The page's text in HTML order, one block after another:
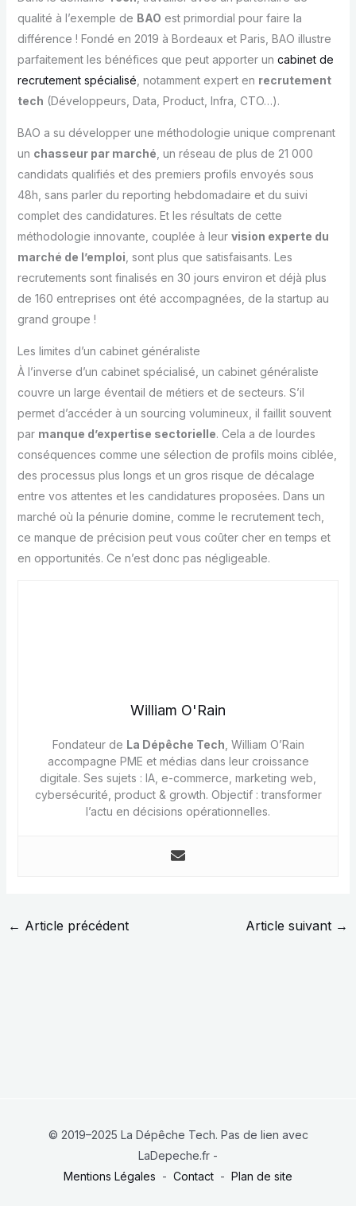
qualité à l’exemple de BAO est primordial pour faire la
différence ! Fondé en 2019 à Bordeaux et Paris, BAO illustre
parfaitement les bénéfices que peut apporter un cabinet de
recrutement spécialisé , notamment expert en recrutement
tech (Développeurs, Data, Product, Infra, CTO…).
BAO a su développer une méthodologie unique comprenant
un chasseur par marché , un réseau de plus de 21 000
candidats qualifiés et des premiers profils envoyés sous
48h, sans parler du reporting hebdomadaire et du suivi
complet des candidatures. Et les résultats de cette
méthodologie innovante, couplée à leur vision experte du
marché de l’emploi , sont plus que satisfaisants. Les
recrutements sont finalisés en 30 jours environ et déjà plus
de 160 entreprises ont été accompagnées, de la startup au
grand groupe !
Les limites d’un cabinet généraliste
À l’inverse d’un cabinet spécialisé, un cabinet généraliste
couvre un large éventail de métiers et de secteurs. S’il
permet d’accéder à un sourcing volumineux, il faillit souvent
par manque d’expertise sectorielle. Cela a de lourdes
conséquences comme une sélection de profils moins ciblée,
des processus plus longs et un gros risque de décalage
entre vos attentes et les candidatures proposées. Dans un
marché où la pénurie domine, comme le recrutement tech,
ce manque de précision peut vous coûter cher en temps et
en opportunités. Ce n’est donc pas négligeable.
William O'Rain
Fondateur de La Dépêche Tech , William O’Rain
accompagne PME et médias dans leur croissance
digitale. Ses sujets : IA, e-commerce, marketing web,
cybersécurité, product & growth. Objectif : transformer
l’actu en décisions opérationnelles.
← Article précédent Article suivant →
© 2019–2025 La Dépêche Tech. Pas de lien avec
LaDepeche.fr -
Mentions Légales - Contact - Plan de site